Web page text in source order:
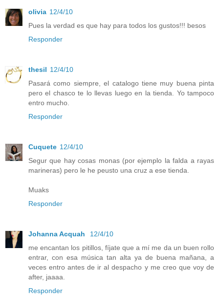
olivia 12/4/10
Pues la verdad es que hay para todos los gustos!!! besos
Responder
thesil 12/4/10
Pasará como siempre, el catalogo tiene muy buena pinta
pero el chasco te lo llevas luego en la tienda. Yo tampoco
entro mucho.
Responder
Cuquete 12/4/10
Segur que hay cosas monas (por ejemplo la falda a rayas
marineras) pero le he peusto una cruz a ese tienda.
Muaks
Responder
Johanna Acquah
12/4/10
me encantan los pitillos, fíjate que a mí me da un buen rollo
entrar, con esa música tan alta ya de buena mañana, a
veces entro antes de ir al despacho y me creo que voy de
after, jaaaa.
Responder